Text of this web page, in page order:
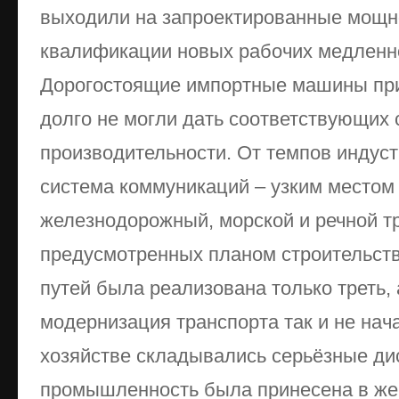
выходили на запроектированные
квалификации новых рабочих
Дорогостоящие импортные машины
долго не могли дать соответствующих
производительности. От темпов
система коммуникаций – узким местом
железнодорожный, морской и речной
предусмотренных планом
путей была реализована только
модернизация транспорта так и не
хозяйстве складывались серьёзные
промышленность была принесена в